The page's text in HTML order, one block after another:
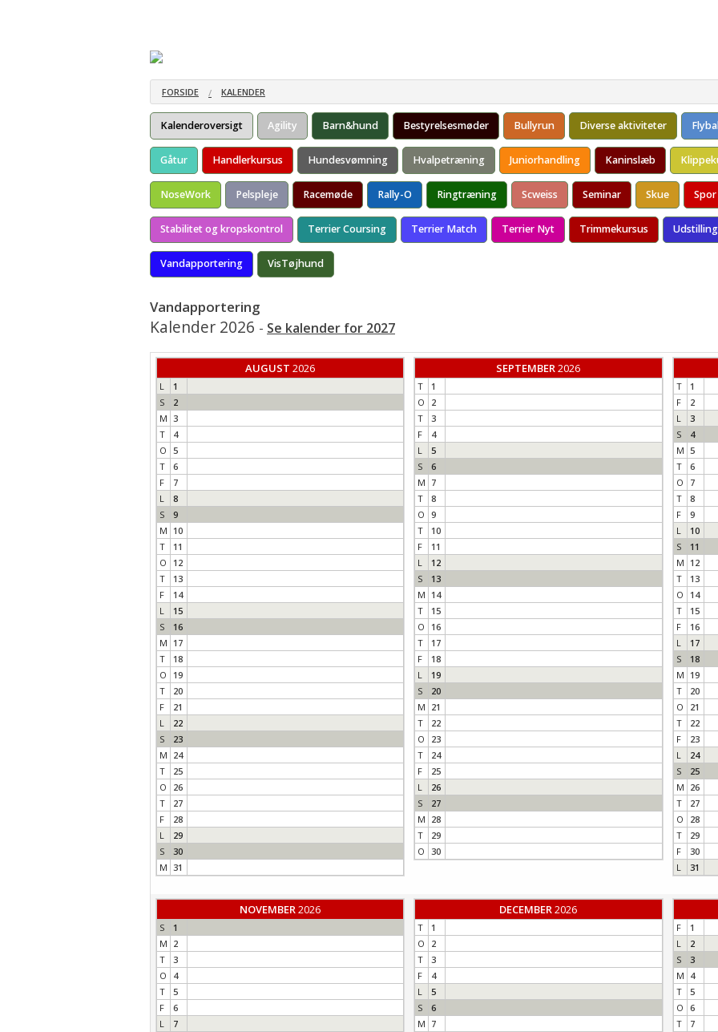
Juniorhandling
Barn & Hund
Udstillingsreglement 2026
Pokaler i DTK
Præmie og æres billetter
Afregningsskema 2024
Tilmelding
Bestil Klubchampion diplom
Dommerliste/Judges
Udstillinger 2026
Elektronisk KlubChampion Diplom
Årets Terrier 2024
Reglement Årskonkurrencer
FORSIDE KALENDER
Kalenderoversigt Agility Barn&hund Bestyrelsesmøder Bullyrun Diverse aktiviteter
Gåtur Handlerkursus Hundesvømning Hvalpetræning Juniorhandling Kaninslæb
NoseWork Pelspleje Racemøde Rally-O Ringtræning Scweiss Seminar Skue
Stabilitet og kropskontrol Terrier Coursing Terrier Match Terrier Nyt Trimmekursus Udstilling
Vandapportering VisTøjhund
Vandapportering
Kalender 2026 - Se kalender for 2027
AUGUST 2026
L
1
S
2
M 3
T
4
O 5
T
6
F
7
L
8
S
9
M 10
T
11
O
12
T
13
F
14
L
15
S
16
M 17
T
18
O
19
T
20
F
21
L
22
S
23
M 24
T
25
O
26
T
27
F
28
L
29
S
30
M 31
SEPTEMBER2026
T
1
O
2
T
3
F
4
L
5
S
6
M 7
T
8
O 9
T
10
F
11
L
12
S
13
M 14
T
15
O
16
T
17
F
18
L
19
S
20
M 21
T
22
O
23
T
24
F
25
L
26
S
27
M 28
T
29
O 30
T
1
F
2
L
3
S
4
M 5
T
6
O
7
T
8
F
9
L
10
S
11
M 12
T
13
O
14
T
15
F
16
L
17
S
18
M 19
T
20
O
21
T
22
F
23
L
24
S
25
M 26
T
27
O
28
T
29
F
30
L
31
NOVEMBER2026
S
1
M 2
T
3
O
4
T
5
F
6
L
7
DECEMBER2026
T
1
O
2
T
3
F
4
L
5
S
6
M 7
F
1
L
2
S
3
M 4
T
5
O 6
T
7